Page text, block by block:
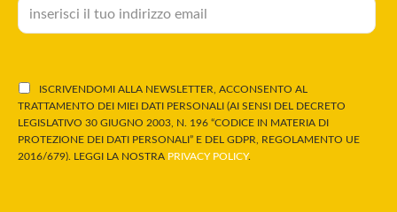
ISCRIVENDOMI ALLA NEWSLETTER, ACCONSENTO AL
TRATTAMENTO DEI MIEI DATI PERSONALI (AI SENSI DEL DECRETO
LEGISLATIVO 30 GIUGNO 2003, N. 196 “CODICE IN MATERIA DI
PROTEZIONE DEI DATI PERSONALI” E DEL GDPR, REGOLAMENTO UE
2016/679). LEGGI LA NOSTRA PRIVACY POLICY.